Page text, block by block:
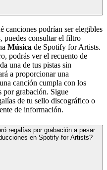
canciones podrían ser elegibles
puedes consultar el filtro
Música de Spotify for Artists.
podrás ver el recuento de
una de tus pistas sin
a proporcionar una
canción cumpla con los
por grabación. Sigue
de tu sello discográfico o
de información.
regalías por grabación a pesar
en Spotify for Artists?